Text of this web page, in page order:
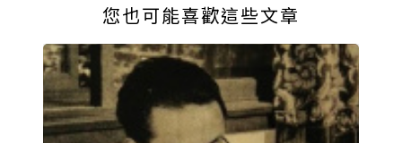
您也可能喜歡這些文章